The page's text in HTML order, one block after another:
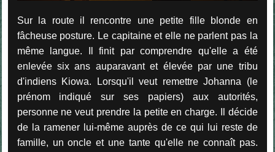
Sur la route il rencontre une petite fille blonde en
fâcheuse posture. Le capitaine et elle ne parlent pas la
même langue. Il finit par comprendre qu'elle a été
enlevée six ans auparavant et élevée par une tribu
d'indiens Kiowa. Lorsqu'il veut remettre Johanna (le
prénom indiqué sur ses papiers) aux autorités,
personne ne veut prendre la petite en charge. Il décide
de la ramener lui-même auprès de ce qui lui reste de
famille, un oncle et une tante qu'elle ne connaît pas.